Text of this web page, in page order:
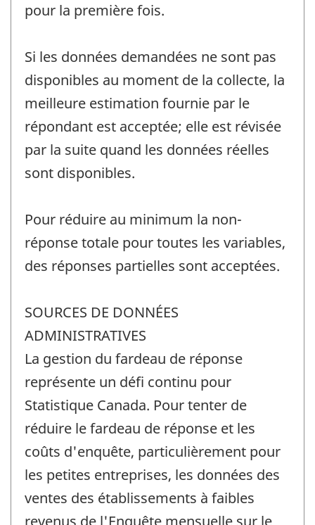
pour la première fois.
Si les données demandées ne sont pas
disponibles au moment de la collecte, la
meilleure estimation fournie par le
répondant est acceptée; elle est révisée
par la suite quand les données réelles
sont disponibles.
Pour réduire au minimum la non-
réponse totale pour toutes les variables,
des réponses partielles sont acceptées.
SOURCES DE DONNÉES
ADMINISTRATIVES
La gestion du fardeau de réponse
représente un défi continu pour
Statistique Canada. Pour tenter de
réduire le fardeau de réponse et les
coûts d'enquête, particulièrement pour
les petites entreprises, les données des
ventes des établissements à faibles
revenus de l'Enquête mensuelle sur le